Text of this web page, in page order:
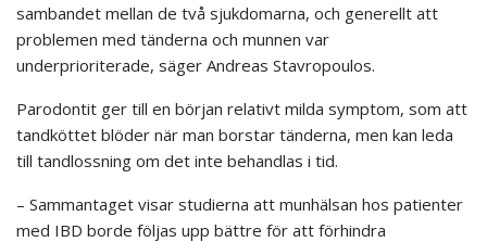
sambandet mellan de två sjukdomarna, och generellt att
problemen med tänderna och munnen var
underprioriterade, säger Andreas Stavropoulos.
Parodontit ger till en början relativt milda symptom, som att
tandköttet blöder när man borstar tänderna, men kan leda
till tandlossning om det inte behandlas i tid.
– Sammantaget visar studierna att munhälsan hos patienter
med IBD borde följas upp bättre för att förhindra